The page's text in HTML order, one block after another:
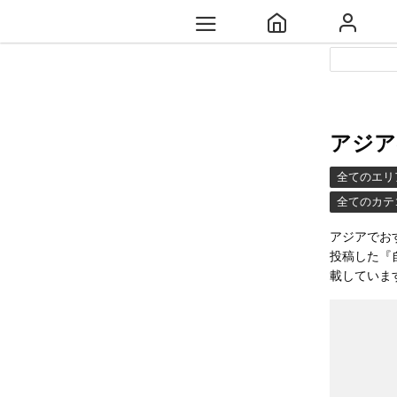
アジ
全てのエリ
全てのカテ
アジアでお
投稿した『
載していま